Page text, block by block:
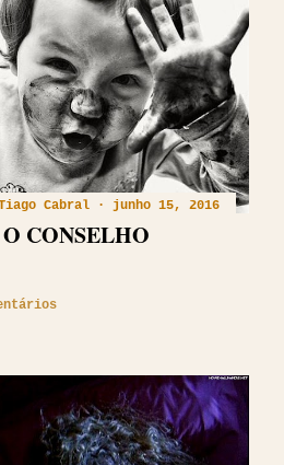
Cabral junho 15, 2016
CONSELHO